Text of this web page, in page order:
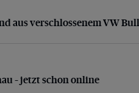
aus verschlossenem VW Bulli
aus verschlossenem VW
– jetzt schon online
– jetzt schon online